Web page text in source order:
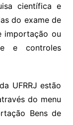
científica e
do exame de
importação ou
e controles
UFRRJ estão
do menu
Bens de